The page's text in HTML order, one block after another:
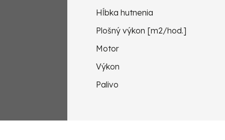
Hĺbka hutnenia
Plošný výkon [m2/hod.]
Motor
Výkon
Palivo